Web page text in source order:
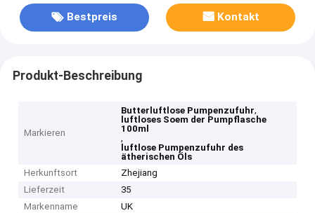
Bestpreis Kontakt
Produkt-Beschreibung
Markieren
Butterluftlose Pumpenzufuhr,
luftloses Soem der Pumpflasche
100ml
,
luftlose Pumpenzufuhr des
ätherischen Öls
Herkunftsort
Zhejiang
Lieferzeit
35
Markenname
UK